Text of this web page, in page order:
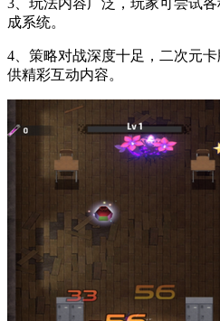
成系统。
4、策略对战深度十足，二次元
供精彩互动内容。